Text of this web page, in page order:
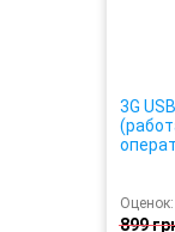
3G
Оценок:
899